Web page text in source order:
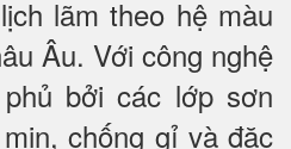
lãm theo hệ màu
Âu. Với công nghệ
bởi các lớp sơn
chống gỉ và đặc